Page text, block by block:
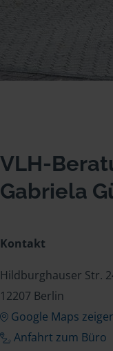
VLH-
Gabriela
Kontakt
Hildburghauser Str.
12207 Berlin
Google Maps
Anfahrt zum Büro